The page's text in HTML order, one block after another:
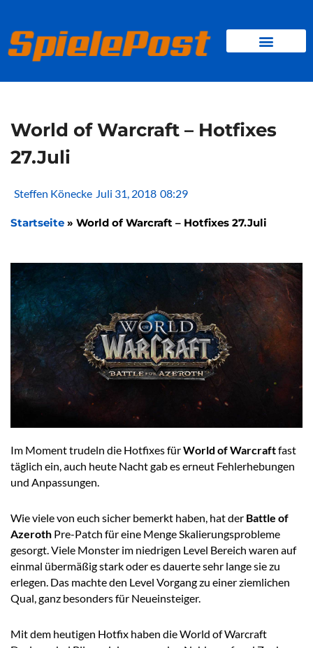
springen
World of Warcraft – Hotfixes
27.Juli
Steffen Könecke Juli 31, 2018 08:29
Startseite » World of Warcraft – Hotfixes 27.Juli
Im Moment trudeln die Hotfixes fürWorld of Warcraftfast
täglich ein, auch heute Nacht gab es erneut Fehlerhebungen
und Anpassungen.
Wie viele von euch sicher bemerkt haben, hat der Battle of
Azeroth Pre-Patch für eine Menge Skalierungsprobleme
gesorgt. Viele Monster im niedrigen Level Bereich waren auf
einmal übermäßig stark oder es dauerte sehr lange sie zu
erlegen. Das machte den Level Vorgang zu einer ziemlichen
Qual, ganz besonders für Neueinsteiger.
Mit dem heutigen Hotfix haben die World of Warcraft